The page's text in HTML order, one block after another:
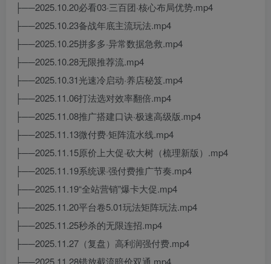
├──2025.10.20必看03·三百团·核心布局优势.mp4
├──2025.10.23备战年底主流玩法.mp4
├──2025.10.25拼多多·异常数据急救.mp4
├──2025.10.28无限推荐流.mp4
├──2025.10.31光速冷启动·养店秘笈.mp4
├──2025.11.06打法选对效率翻倍.mp4
├──2025.11.08推广搭建口诀·极速高级版.mp4
├──2025.11.13微付费·矩阵流水线.mp4
├──2025.11.15原价上大促·砍大树（梳理新版）.mp4
├──2025.11.19系统课·强付费推广节奏.mp4
├──2025.11.19“全站营销”爆卡大促.mp4
├──2025.11.20平台卷5.01玩法矩阵玩法.mp4
├──2025.11.25秒杀的无限连招.mp4
├──2025.11.27（复盘）高利润强付费.mp4
├──2025.11.28错放截流暗价双通.mp4